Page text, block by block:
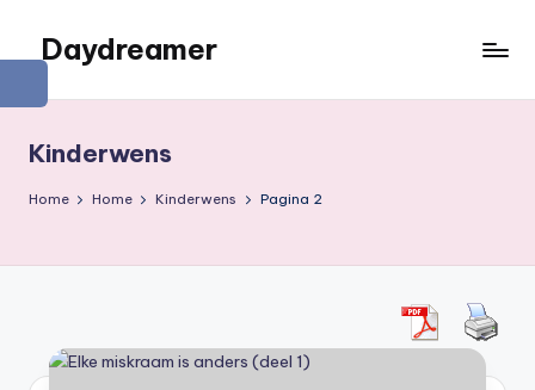
de
Daydreamer
persoonlijke
lifestyle
blog
Kinderwens
Home Home Kinderwens Pagina 2